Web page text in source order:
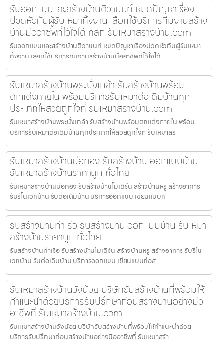
รับออกแบบและสร้างบ้านติวานนท์ หมดปัญหาเรื่อง
ปวดหัวกับผู้รับเหมาทิ้งงาน เลือกใช้บริการทีมงานสร้าง
บ้านมืออาชีพที่ไว้ใจได้ คลิก รับเหมาสร้างบ้าน.com
รับออกแบบและสร้างบ้านติวานนท์ หมดปัญหาเรื่องปวดหัวกับผู้รับเหมา
ทิ้งงาน เลือกใช้บริการทีมงานสร้างบ้านมืออาชีพที่ไว้ใจได้
รับเหมาสร้างบ้านพระนั่งเกล้า รับสร้างบ้านพร้อม
ตกแต่งภายใน พร้อมบริการรับเหมาต่อเติมบ้านทุก
ประเภทให้สวยถูกใจที่ รับเหมาสร้างบ้าน.com
รับเหมาสร้างบ้านพระนั่งเกล้า รับสร้างบ้านพร้อมตกแต่งภายใน พร้อม
บริการรับเหมาต่อเติมบ้านทุกประเภทให้สวยถูกใจที่ รับเหมาสร
รับเหมาสร้างบ้านบ่อทอง รับสร้างบ้าน ออกแบบบ้าน
รับเหมาสร้างบ้านราคาถูก ทั่วไทย
รับเหมาสร้างบ้านบ่อทอง รับสร้างบ้านโมเดิร์น สร้างบ้านหรู สร้างอาคาร
รับรีโนเวทบ้าน รับต่อเติมบ้าน บริการออกแบบ เขียนแบบก
รับสร้างบ้านท่าเรือ รับสร้างบ้าน ออกแบบบ้าน รับเหมา
สร้างบ้านราคาถูก ทั่วไทย
รับสร้างบ้านท่าเรือ รับสร้างบ้านโมเดิร์น สร้างบ้านหรู สร้างอาคาร รับรีโน
เวทบ้าน รับต่อเติมบ้าน บริการออกแบบ เขียนแบบก่อส
รับเหมาสร้างบ้านวังน้อย บริษัทรับสร้างบ้านที่พร้อมให้
คำแนะนำด้วยบริการรับปรึกษาก่อนสร้างบ้านอย่างมือ
อาชีพที่ รับเหมาสร้างบ้าน.com
รับเหมาสร้างบ้านวังน้อย บริษัทรับสร้างบ้านที่พร้อมให้คำแนะนำด้วย
บริการรับปรึกษาก่อนสร้างบ้านอย่างมืออาชีพที่ รับเหมาสร้า